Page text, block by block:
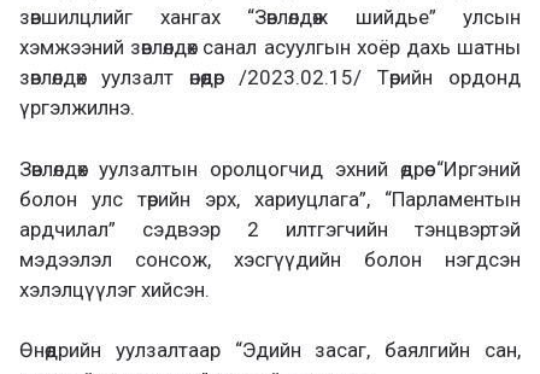
зөвшилцлийг хангах “Зөвлөлдөж шийдье” улсын
хэмжээний зөвлөлдөх санал асуулгын хоёр дахь шатны
зөвлөлдөх уулзалт өнөөдөр /2023.02.15/ Төрийн ордонд
үргэлжилнэ.
Зөвлөлдөх уулзалтын оролцогчид эхний өдрөө “Иргэний
болон улс төрийн эрх, хариуцлага”, “Парламентын
ардчилал” сэдвээр 2 илтгэгчийн тэнцвэртэй
мэдээлэл сонсож, хэсгүүдийн болон нэгдсэн
хэлэлцүүлэг хийсэн.
Өнөөдрийн уулзалтаар “Эдийн засаг, баялгийн сан,